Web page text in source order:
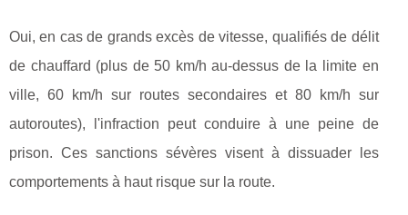
Oui, en cas de grands excès de vitesse, qualifiés de délit
de chauffard (plus de 50 km/h au-dessus de la limite en
ville, 60 km/h sur routes secondaires et 80 km/h sur
autoroutes), l'infraction peut conduire à une peine de
prison. Ces sanctions sévères visent à dissuader les
comportements à haut risque sur la route.